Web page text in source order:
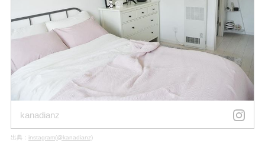
kanadianz
出典： instagram(@kanadianz)